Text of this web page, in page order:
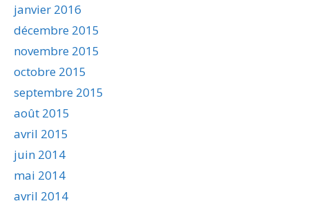
janvier 2016
décembre 2015
novembre 2015
octobre 2015
septembre 2015
août 2015
avril 2015
juin 2014
mai 2014
avril 2014